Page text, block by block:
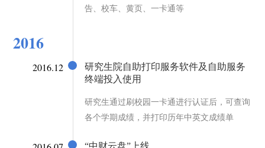
告、校车、黄页、一卡通等
2016
2016.12
研究生院自助打印服务软件及自助服务
终端投入使用
研究生通过刷校园一卡通进行认证后，可查询
各个学期成绩，并打印历年中英文成绩单
“中财云盘”上线